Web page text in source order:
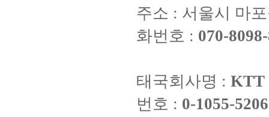
주소 : 서울시 마
화번호 : 070-
태국회사명 : KTT
번호 : 0-1055-